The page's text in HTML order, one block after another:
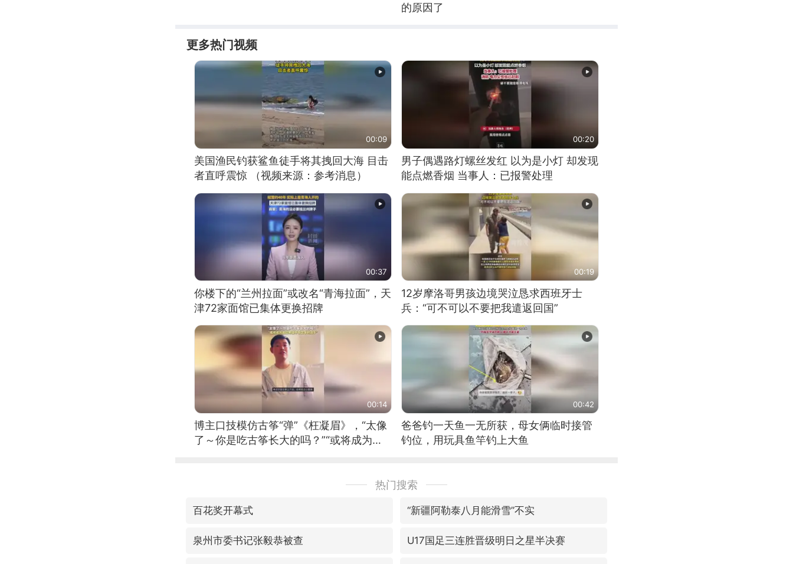
的原因了
更多热门视频
00:09
美国渔民钓获鲨鱼徒手将其拽回大海 目击
者直呼震惊 （视频来源：参考消息）
00:20
男子偶遇路灯螺丝发红 以为是小灯 却发现
能点燃香烟 当事人：已报警处理
00:37
你楼下的“兰州拉面”或改名“青海拉面”，天
津72家面馆已集体更换招牌
00:19
12岁摩洛哥男孩边境哭泣恳求西班牙士
兵：“可不可以不要把我遣返回国”
00:14
博主口技模仿古筝“弹”《枉凝眉》，“太像
了～你是吃古筝长大的吗？”“或将成为首
00:42
爸爸钓一天鱼一无所获，母女俩临时接管
钓位，用玩具鱼竿钓上大鱼
热门搜索
百花奖开幕式 “新疆阿勒泰八月能滑雪”不实
泉州市委书记张毅恭被查 U17国足三连胜晋级明日之星半决赛